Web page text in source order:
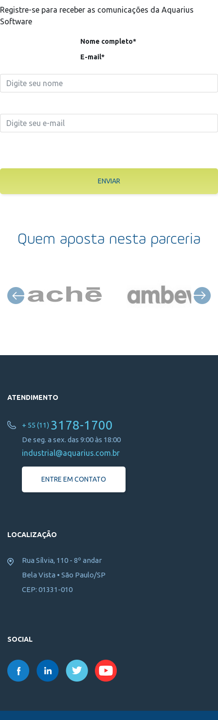
Registre-se para receber as comunicações da Aquarius
Software
Nome completo*
E-mail*
ENVIAR
Quem aposta nesta parceria
ATENDIMENTO
+ 55 (11) 3178-1700
De seg. a sex. das 9:00 às 18:00
industrial@aquarius.com.br
ENTRE EM CONTATO
LOCALIZAÇÃO
Rua Sílvia, 110 - 8º andar
Bela Vista • São Paulo/SP
CEP: 01331-010
SOCIAL